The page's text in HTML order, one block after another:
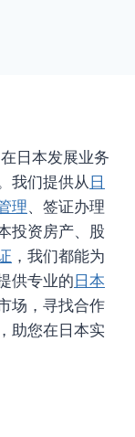
日本发展业务
我们提供从日
理、签证办理
投资房产、股
，我们都能为
供专业的日本
场，寻找合作
助您在日本实